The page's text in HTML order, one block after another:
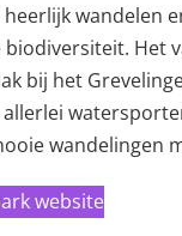
wandelen
biodiversiteit. Het
bij het
wandelingen
website